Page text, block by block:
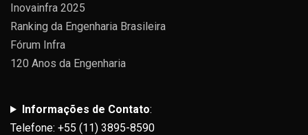
Inovainfra 2025
Ranking da Engenharia Brasileira
Fórum Infra
120 Anos da Engenharia
Informações de Contato:
Telefone: +55 (11) 3895-8590